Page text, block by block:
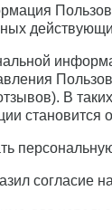
В
становится
согласие